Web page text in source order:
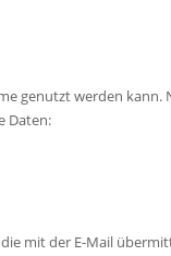
genutzt werden
Daten:
mit der E-Mail